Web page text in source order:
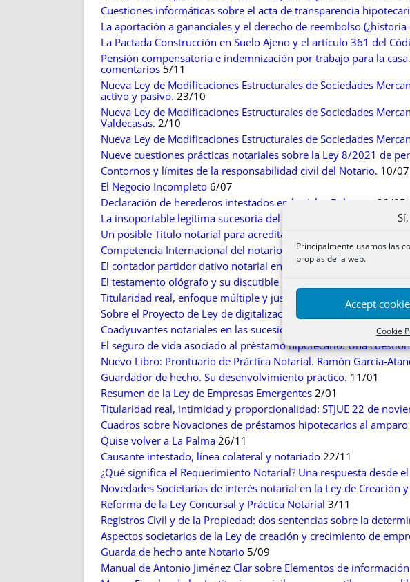
Principalmente usamos las
propias de la web.
Accept
Cookie
Cuestiones informáticas sobre el acta de transparencia
La aportación a gananciales y el derecho de reembolso (¿historia
La Pactada Construcción en Suelo Ajeno y el artículo 361 del
Pensión compensatoria e indemnización por trabajo para la
comentarios5/11
Nueva Ley de Modificaciones Estructurales de Sociedades
activo y pasivo. 23/10
Nueva Ley de Modificaciones Estructurales de Sociedades
Valdecasas. 2/10
Nueva Ley de Modificaciones Estructurales de Sociedades
Nueve cuestiones prácticas notariales sobre la Ley 8/2021 de
Contornos y límites de la responsabilidad civil del Notario. 10/07
El Negocio Incompleto6/07
Declaración de herederos intestados en las Islas Baleares.
29/05
La insoportable legitima sucesoria del Código Civil
Un posible Título notarial para acreditar la usucapión.
Competencia Internacional del notario en los Reglamentos (UE)
El contador partidor dativo notarial en su aplicación práctica.
El testamento ológrafo y su discutible caducidad.
Titularidad real, enfoque múltiple y justos términos. 2/03
Sobre el Proyecto de Ley de digitalización de registros y
Coadyuvantes notariales en las sucesiones transfronterizas15/
El seguro de vida asociado al préstamo hipotecario: Una
Nuevo Libro: Prontuario de Práctica Notarial. Ramón García-
Guardador de hecho. Su desenvolvimiento práctico. 11/01
Resumen de la Ley de Empresas Emergentes2/01
Titularidad real, intimidad y proporcionalidad: STJUE 22 de
Cuadros sobre Novaciones de préstamos hipotecarios al
Quise volver a La Palma26/11
Causante intestado, línea colateral y notariado22/11
¿Qué significa el Requerimiento Notarial? Una respuesta desde
Novedades Societarias de interés notarial en la Ley de Creación
Reforma de la Ley Concursal y Práctica Notarial 3/11
Registros Civil y de la Propiedad: dos sentencias sobre la
Aspectos societarios de la Ley de creación y crecimiento de
Guarda de hecho ante Notario 5/09
Manual de Antonio Jiménez Clar sobre Elementos de